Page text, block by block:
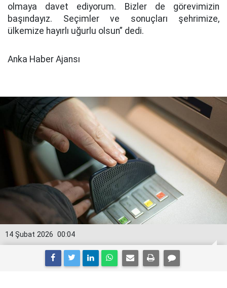
olmaya davet ediyorum. Bizler de görevimizin
başındayız. Seçimler ve sonuçları şehrimize,
ülkemize hayırlı uğurlu olsun” dedi.
Anka Haber Ajansı
00:04
14 Şubat 2026